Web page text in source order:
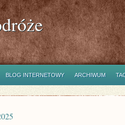
BLOG INTERNETOWY ARCHIWUM